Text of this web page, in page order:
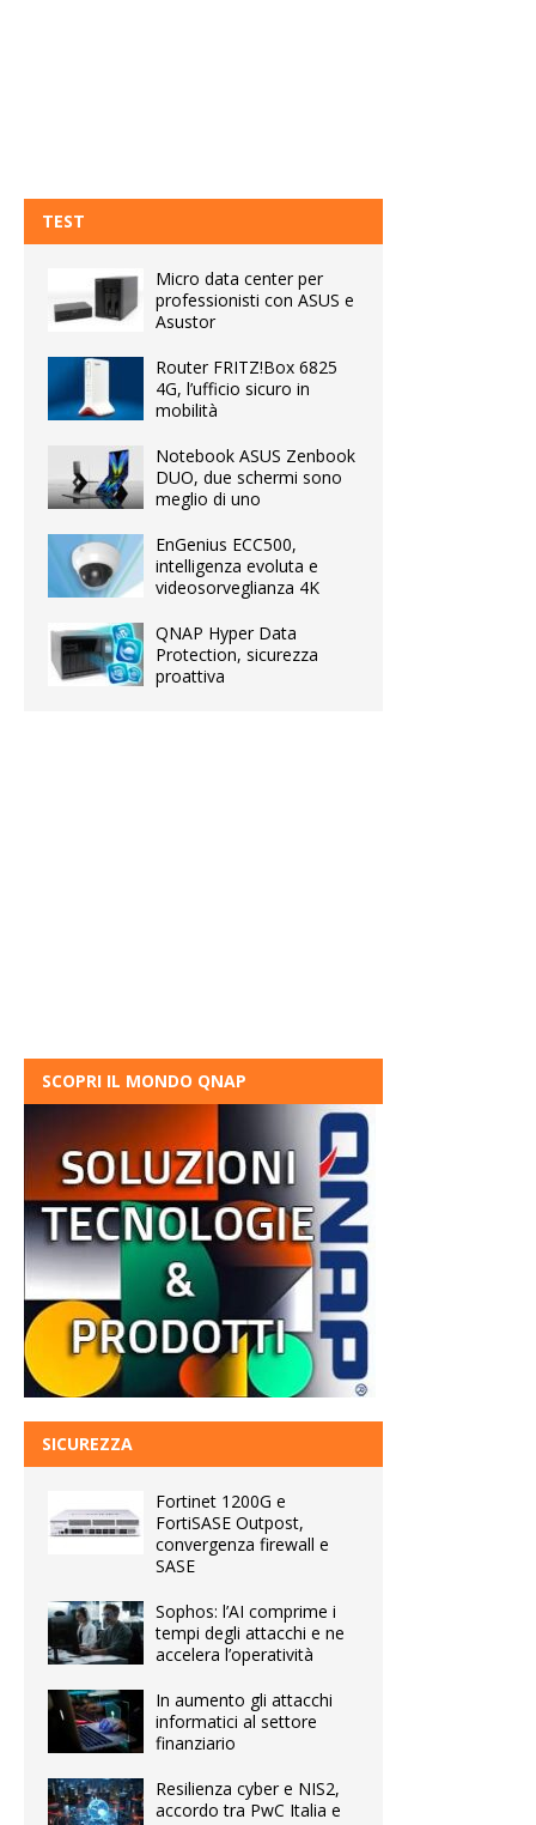
TEST
Micro data center per
professionisti con ASUS e
Asustor
Router FRITZ!Box 6825
4G, l’ufficio sicuro in
mobilità
Notebook ASUS Zenbook
DUO, due schermi sono
meglio di uno
EnGenius ECC500,
intelligenza evoluta e
videosorveglianza 4K
QNAP Hyper Data
Protection, sicurezza
proattiva
SCOPRI IL MONDO QNAP
SICUREZZA
Fortinet 1200G e
FortiSASE Outpost,
convergenza firewall e
SASE
Sophos: l’AI comprime i
tempi degli attacchi e ne
accelera l’operatività
In aumento gli attacchi
informatici al settore
finanziario
Resilienza cyber e NIS2,
accordo tra PwC Italia e